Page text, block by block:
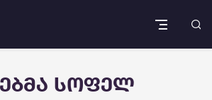
სოფელ